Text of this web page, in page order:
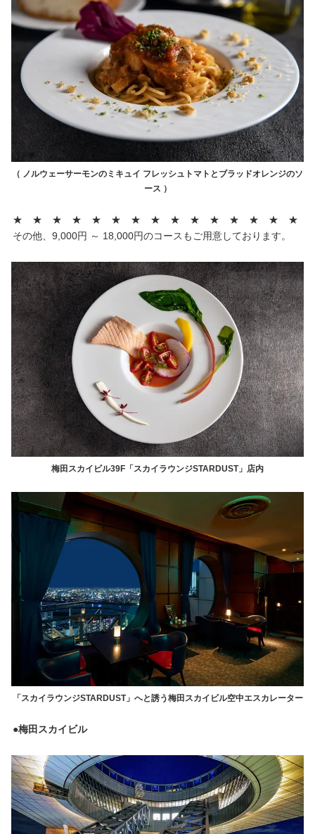
（ ノルウェーサーモンのミキュイ フレッシュトマトとブラッドオレンジのソ
ース ）
★ ★ ★ ★ ★ ★ ★ ★ ★ ★ ★ ★ ★ ★ ★
その他、9,000円 ～ 18,000円のコースもご用意しております。
梅田スカイビル39F「スカイラウンジSTARDUST」店内
「スカイラウンジSTARDUST」へと誘う梅田スカイビル空中エスカレーター
●梅田スカイビル